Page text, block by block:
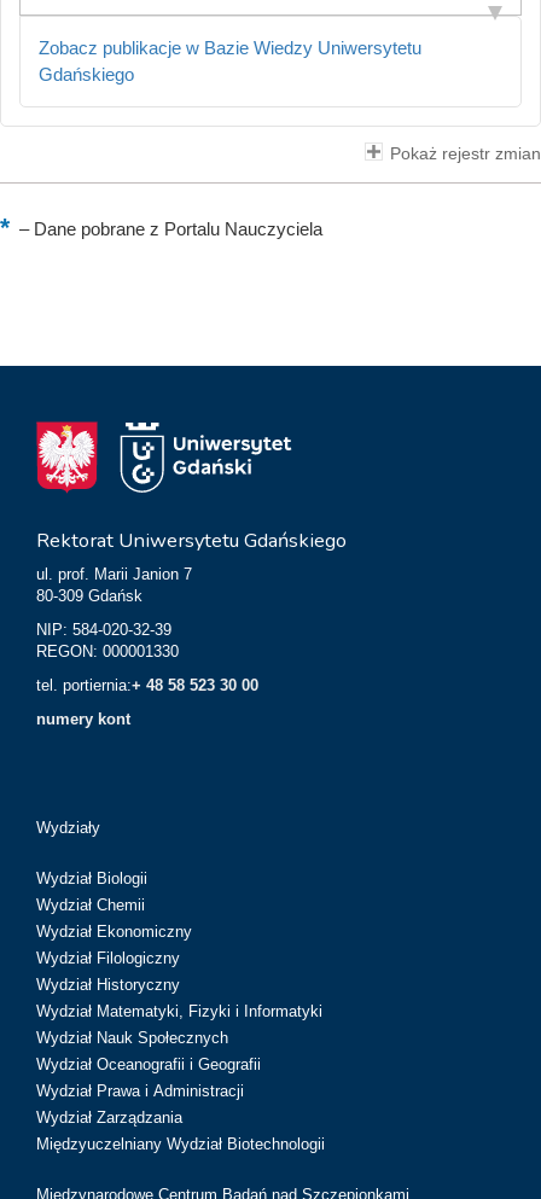
Zobacz publikacje w Bazie Wiedzy Uniwersytetu
Gdańskiego
Pokaż rejestr zmian
–Dane pobrane z Portalu Nauczyciela
Rektorat Uniwersytetu Gdańskiego
ul. prof. Marii Janion 7
80-309 Gdańsk
NIP: 584-020-32-39
REGON: 000001330
tel. portiernia:+ 48 58 523 30 00
numery kont
Wydziały
Wydział Biologii
Wydział Chemii
Wydział Ekonomiczny
Wydział Filologiczny
Wydział Historyczny
Wydział Matematyki, Fizyki i Informatyki
Wydział Nauk Społecznych
Wydział Oceanografii i Geografii
Wydział Prawa i Administracji
Wydział Zarządzania
Międzyuczelniany Wydział Biotechnologii
Międzynarodowe Centrum Badań nad Szczepionkami